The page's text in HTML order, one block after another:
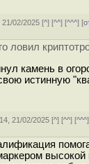
21/02/2025 [^] [^^] [^^^] [
ловил
камень в
истинную
21/02/2025 [^] [^^] [^^^